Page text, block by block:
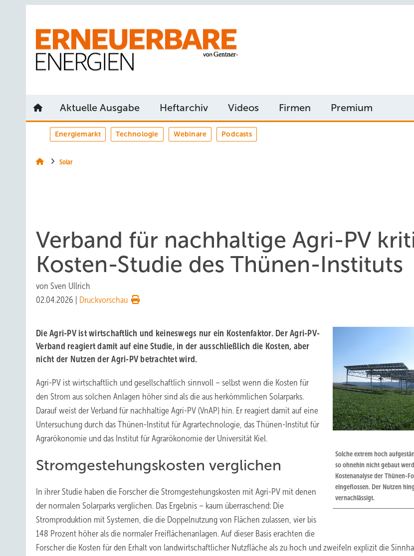
Aktuelle Ausgabe Heftarchiv Videos Firmen Premium
Energiemarkt Technologie Webinare Podcasts
Solar
Verband für nachhaltige Agri-PV
Kosten-Studie des Thünen-Instituts
von Sven Ullrich
02.04.2026
Druckvorschau
Solche extrem hoch
so ohnehin nicht gebaut
Kostenanalyse der Thünen-
eingeflossen. Der Nutzen
vernachlässigt.
Die Agri-PV ist wirtschaftlich und keineswegs nur ein Kostenfaktor. Der Agri-PV-
Verband reagiert damit auf eine Studie, in der ausschließlich die Kosten, aber
nicht der Nutzen der Agri-PV betrachtet wird.
Agri-PV ist wirtschaftlich und gesellschaftlich sinnvoll – selbst wenn die Kosten für
den Strom aus solchen Anlagen höher sind als die aus herkömmlichen Solarparks.
Darauf weist der Verband für nachhaltige Agri-PV (VnAP) hin. Er reagiert damit auf eine
Untersuchung durch das Thünen-Institut für Agrartechnologie, das Thünen-Institut für
Agrarökonomie und das Institut für Agrarökonomie der Universität Kiel.
Stromgestehungskosten verglichen
In ihrer Studie haben die Forscher die Stromgestehungskosten mit Agri-PV mit denen
der normalen Solarparks verglichen. Das Ergebnis – kaum überraschend: Die
Stromproduktion mit Systemen, die die Doppelnutzung von Flächen zulassen, vier bis
148 Prozent höher als die normaler Freiflächenanlagen. Auf dieser Basis erachten die
Forscher die Kosten für den Erhalt von landwirtschaftlicher Nutzfläche als zu hoch und zweifeln explizit die